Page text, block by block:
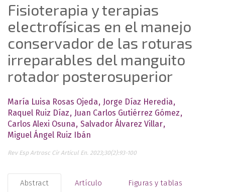
Fisioterapia y terapias
electrofísicas en el manejo
conservador de las roturas
irreparables del manguito
rotador posterosuperior
María Luisa Rosas Ojeda
Jorge Díaz Heredia
Raquel Ruiz Díaz
Juan Carlos Gutiérrez Gómez
Carlos Alexi Osuna Salvador Álvarez Villar
Miguel Ángel Ruiz Ibán
Rev Esp Artrosc Cir Articul En. 2023;30(2):93-100
Abstract Artículo Figuras y tablas